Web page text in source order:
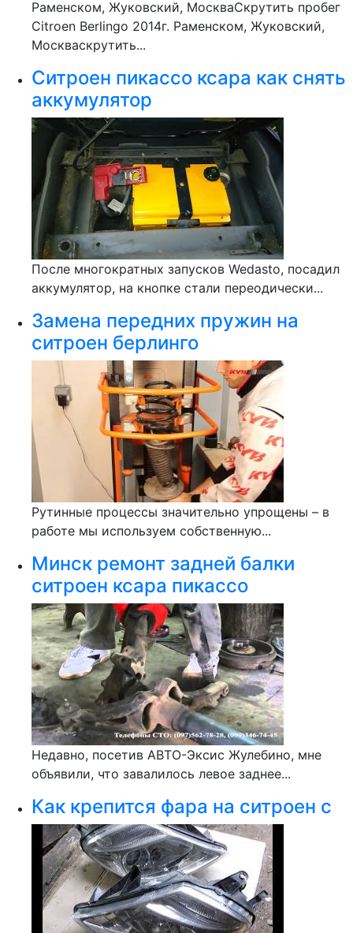
Раменском, Жуковский, МоскваСкрутить пробег
Citroen Berlingo 2014г. Раменском, Жуковский,
Москваскрутить...
Ситроен пикассо ксара как снять
аккумулятор
После многократных запусков Wedasto, посадил
аккумулятор, на кнопке стали переодически...
Замена передних пружин на
ситроен берлинго
Рутинные процессы значительно упрощены – в
работе мы используем собственную...
Минск ремонт задней балки
ситроен ксара пикассо
Недавно, посетив АВТО-Эксис Жулебино, мне
объявили, что завалилось левое заднее...
Как крепится фара на ситроен с